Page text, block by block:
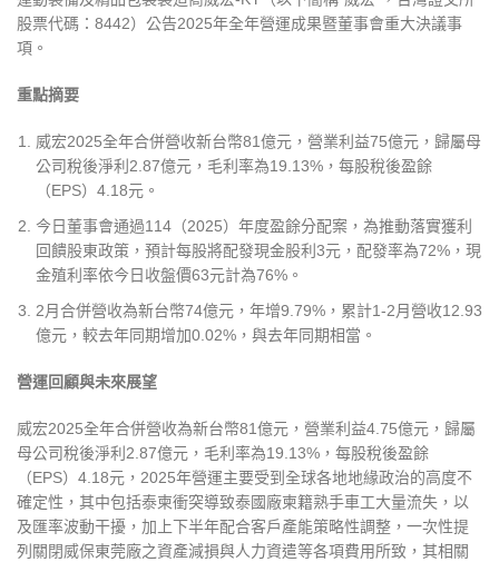
股票代碼：8442）公告2025年全年營運成果暨董事會重大決議事
項。
重點摘要
威宏2025全年合併營收新台幣81億元，營業利益75億元，歸屬母
公司稅後淨利2.87億元，毛利率為19.13%，每股稅後盈餘
（EPS）4.18元。
今日董事會通過114（2025）年度盈餘分配案，為推動落實獲利
回饋股東政策，預計每股將配發現金股利3元，配發率為72%，現
金殖利率依今日收盤價63元計為76%。
2月合併營收為新台幣74億元，年增9.79%，累計1-2月營收12.93
億元，較去年同期增加0.02%，與去年同期相當。
營運回顧與未來展望
威宏2025全年合併營收為新台幣81億元，營業利益4.75億元，歸屬
母公司稅後淨利2.87億元，毛利率為19.13%，每股稅後盈餘
（EPS）4.18元，2025年營運主要受到全球各地地緣政治的高度不
確定性，其中包括泰柬衝突導致泰國廠柬籍熟手車工大量流失，以
及匯率波動干擾，加上下半年配合客戶產能策略性調整，一次性提
列關閉威保東莞廠之資產減損與人力資遣等各項費用所致，其相關